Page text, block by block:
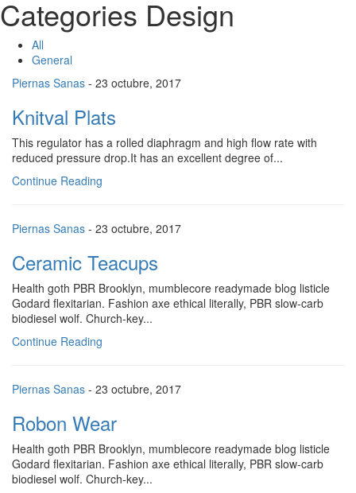
Categories Design
All
General
Piernas Sanas - 23 octubre, 2017
Knitval Plats
This regulator has a rolled diaphragm and high flow rate with
reduced pressure drop.It has an excellent degree of...
Continue Reading
Piernas Sanas - 23 octubre, 2017
Ceramic Teacups
Health goth PBR Brooklyn, mumblecore readymade blog listicle
Godard flexitarian. Fashion axe ethical literally, PBR slow-carb
biodiesel wolf. Church-key...
Continue Reading
Piernas Sanas - 23 octubre, 2017
Robon Wear
Health goth PBR Brooklyn, mumblecore readymade blog listicle
Godard flexitarian. Fashion axe ethical literally, PBR slow-carb
biodiesel wolf. Church-key...